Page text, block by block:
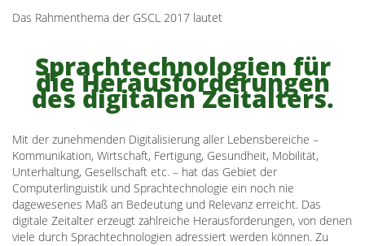
Das Rahmenthema der GSCL 2017 lautet
Sprachtechnologien für
die Herausforderungen
des digitalen Zeitalters.
Mit der zunehmenden Digitalisierung aller Lebensbereiche –
Kommunikation, Wirtschaft, Fertigung, Gesundheit, Mobilität,
Unterhaltung, Gesellschaft etc. – hat das Gebiet der
Computerlinguistik und Sprachtechnologie ein noch nie
dagewesenes Maß an Bedeutung und Relevanz erreicht. Das
digitale Zeitalter erzeugt zahlreiche Herausforderungen, von denen
viele durch Sprachtechnologien adressiert werden können. Zu